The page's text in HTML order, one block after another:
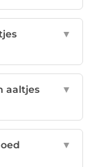
▼
aaltjes
▼
▼